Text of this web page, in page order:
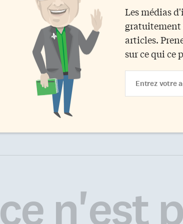
Les médias
gratuitement
articles.
sur ce qui ce
Address
ce n'est